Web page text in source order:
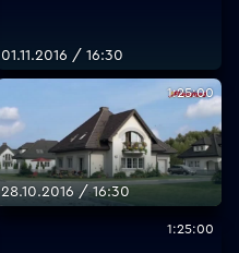
01.11.2016 / 16:30
1:25:00
28.10.2016 / 16:30
1:25:00